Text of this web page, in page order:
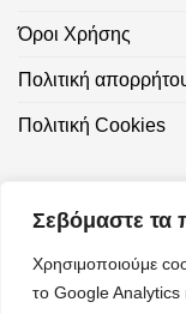
Σεβόμαστε τα
Χρησιμοποιούμε
το Google Analytics
Όροι Χρήσης
Πολιτική
Πολιτική Cookies
Βρείτε μας
Media